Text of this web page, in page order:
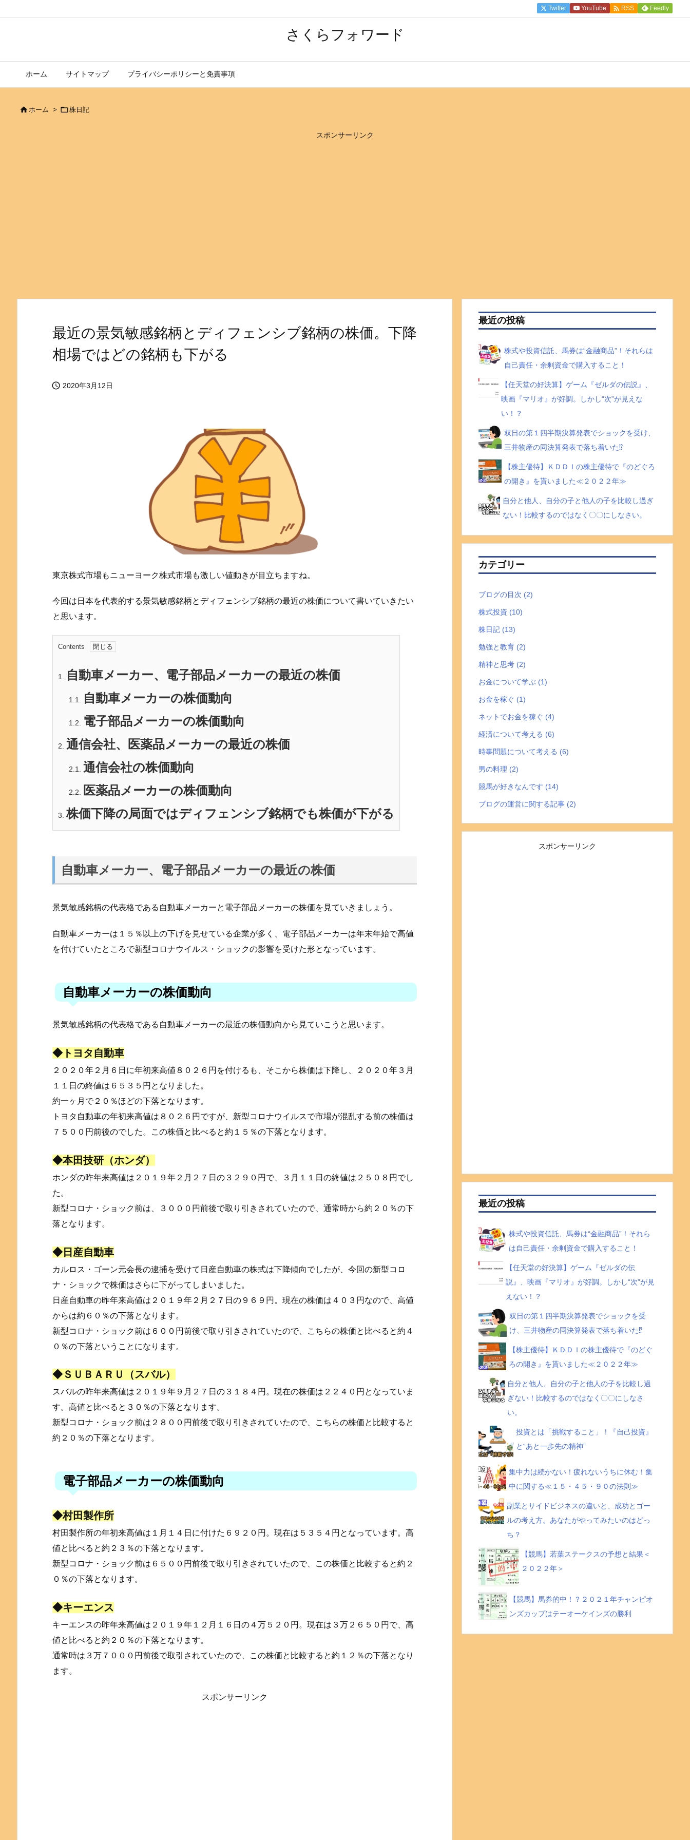
さくらフォワード
ホーム サイトマップ プライバシーポリシーと免責事項
Twitter YouTube  RSS Feedly
ホーム > 株日記
スポンサーリンク
最近の景気敏感銘柄とディフェンシブ銘柄の株価。下降
相場ではどの銘柄も下がる
 2020年3月12日
東京株式市場もニューヨーク株式市場も激しい値動きが目立ちますね。
今回は日本を代表的する景気敏感銘柄とディフェンシブ銘柄の最近の株価について書いていきたい
と思います。
Contents
1. 自動車メーカー、電子部品メーカーの最近の株価
1.1. 自動車メーカーの株価動向
1.2. 電子部品メーカーの株価動向
2. 通信会社、医薬品メーカーの最近の株価
2.1. 通信会社の株価動向
2.2. 医薬品メーカーの株価動向
3. 株価下降の局面ではディフェンシブ銘柄でも株価が下がる
自動車メーカー、電子部品メーカーの最近の株価
景気敏感銘柄の代表格である自動車メーカーと電子部品メーカーの株価を見ていきましょう。
自動車メーカーは１５％以上の下げを見せている企業が多く、電子部品メーカーは年末年始で高値
を付けていたところで新型コロナウイルス・ショックの影響を受けた形となっています。
自動車メーカーの株価動向
景気敏感銘柄の代表格である自動車メーカーの最近の株価動向から見ていこうと思います。
◆トヨタ自動車
２０２０年２月６日に年初来高値８０２６円を付けるも、そこから株価は下降し、２０２０年３月
１１日の終値は６５３５円となりました。
約一ヶ月で２０％ほどの下落となります。
トヨタ自動車の年初来高値は８０２６円ですが、新型コロナウイルスで市場が混乱する前の株価は
７５００円前後のでした。この株価と比べると約１５％の下落となります。
◆本田技研（ホンダ）
ホンダの昨年来高値は２０１９年２月２７日の３２９０円で、３月１１日の終値は２５０８円でし
た。
新型コロナ・ショック前は、３０００円前後で取り引きされていたので、通常時から約２０％の下
落となります。
◆日産自動車
カルロス・ゴーン元会長の逮捕を受けて日産自動車の株式は下降傾向でしたが、今回の新型コロ
ナ・ショックで株価はさらに下がってしまいました。
日産自動車の昨年来高値は２０１９年２月２７日の９６９円。現在の株価は４０３円なので、高値
からは約６０％の下落となります。
新型コロナ・ショック前は６００円前後で取り引きされていたので、こちらの株価と比べると約４
０％の下落ということになります。
◆ＳＵＢＡＲＵ（スバル）
スバルの昨年来高値は２０１９年９月２７日の３１８４円。現在の株価は２２４０円となっていま
す。高値と比べると３０％の下落となります。
新型コロナ・ショック前は２８００円前後で取り引きされていたので、こちらの株価と比較すると
約２０％の下落となります。
電子部品メーカーの株価動向
◆村田製作所
村田製作所の年初来高値は１月１４日に付けた６９２０円。現在は５３５４円となっています。高
値と比べると約２３％の下落となります。
新型コロナ・ショック前は６５００円前後で取り引きされていたので、この株価と比較すると約２
０％の下落となります。
◆キーエンス
キーエンスの昨年来高値は２０１９年１２月１６日の４万５２０円。現在は３万２６５０円で、高
値と比べると約２０％の下落となります。
通常時は３万７０００円前後で取引されていたので、この株価と比較すると約１２％の下落となり
ます。
スポンサーリンク
最近の投稿
株式や投資信託、馬券は“金融商品”！それらは
自己責任・余剰資金で購入すること！
【任天堂の好決算】ゲーム『ゼルダの伝説』、
映画『マリオ』が好調。しかし“次”が見えな
い！？
双日の第１四半期決算発表でショックを受け、
三井物産の同決算発表で落ち着いた⁉
【株主優待】ＫＤＤＩの株主優待で『のどぐろ
の開き』を貰いました≪２０２２年≫
自分と他人、自分の子と他人の子を比較し過ぎ
ない！比較するのではなく〇〇にしなさい。
カテゴリー
ブログの目次 (2)
株式投資 (10)
株日記 (13)
勉強と教育 (2)
精神と思考 (2)
お金について学ぶ (1)
お金を稼ぐ (1)
ネットでお金を稼ぐ (4)
経済について考える (6)
時事問題について考える (6)
男の料理 (2)
競馬が好きなんです (14)
ブログの運営に関する記事 (2)
スポンサーリンク
最近の投稿
株式や投資信託、馬券は“金融商品”！それら
は自己責任・余剰資金で購入すること！
【任天堂の好決算】ゲーム『ゼルダの伝
説』、映画『マリオ』が好調。しかし“次”が見
えない！？
双日の第１四半期決算発表でショックを受
け、三井物産の同決算発表で落ち着いた⁉
【株主優待】ＫＤＤＩの株主優待で『のどぐ
ろの開き』を貰いました≪２０２２年≫
自分と他人、自分の子と他人の子を比較し過
ぎない！比較するのではなく〇〇にしなさ
い。
投資とは「挑戦すること」！『自己投資』
と“あと一歩先の精神”
集中力は続かない！疲れないうちに休む！集
中に関する≪１５・４５・９０の法則≫
副業とサイドビジネスの違いと、成功とゴー
ルの考え方。あなたがやってみたいのはどっ
ち？
【競馬】若葉ステークスの予想と結果＜
２０２２年＞
【競馬】馬券的中！？２０２１年チャンピオ
ンズカップはテーオーケインズの勝利